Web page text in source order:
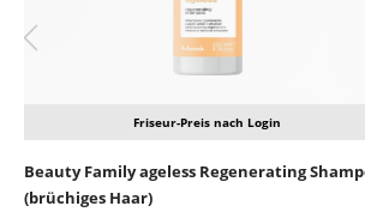
Friseur-Preis nach Login
Beauty Family ageless Regenerating
(brüchiges Haar)